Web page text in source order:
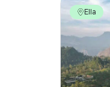
Ella